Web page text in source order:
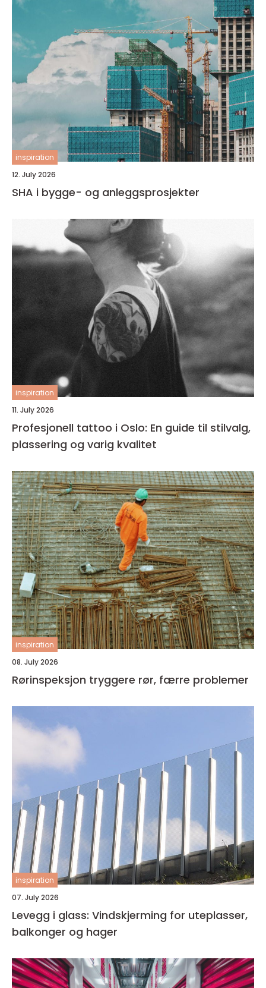
inspiration
12. July 2026
SHA i bygge- og anleggsprosjekter
inspiration
11. July 2026
Profesjonell tattoo i Oslo: En guide til stilvalg,
plassering og varig kvalitet
inspiration
08. July 2026
Rørinspeksjon tryggere rør, færre problemer
inspiration
07. July 2026
Levegg i glass: Vindskjerming for uteplasser,
balkonger og hager